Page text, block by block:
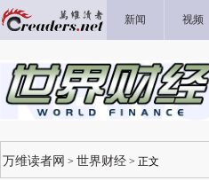
新闻 视频
万维读者网 > 世界财经 > 正文